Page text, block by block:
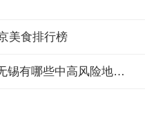
美食排行榜
无锡中高风险地区名单最新，无锡有哪些中高风险地区？